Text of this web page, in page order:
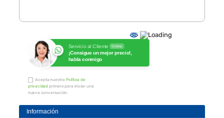
Servicio al Cliente Online
¡Consigue un mejor precio!,
habla conmigo
Acepta nuestra Política de
privacidad primero para iniciar una
nueva conversación.
Información